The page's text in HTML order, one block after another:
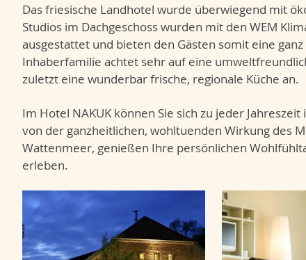
Das friesische Landhotel wurde überwiegend mit
Studios im Dachgeschoss wurden mit den WEM
ausgestattet und bieten den Gästen somit eine
Inhaberfamilie achtet sehr auf eine
zuletzt eine wunderbar frische, regionale Küche an.
Im Hotel NAKUK können Sie sich zu jeder
von der ganzheitlichen, wohltuenden Wirkung des
Wattenmeer, genießen Ihre persönlichen
erleben.